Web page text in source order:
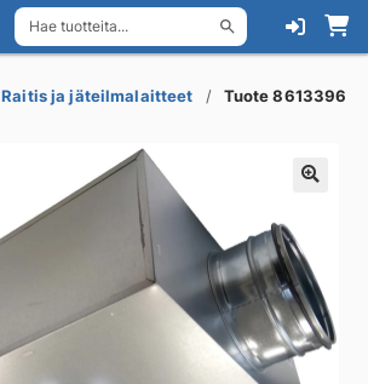
Hae tuotteita...
Raitis ja jäteilmalaitteet Tuote 8613396